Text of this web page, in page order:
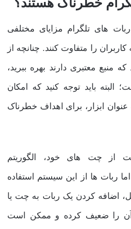
خطرناک هستند؟
های تلگرام مزایای مختلفی
را متفاوت کنند. چنانچه از
منبع معتبری دارند بهره ببرید،
البته باید توجه کنید که امکان
عنوان ابزار، برای اهداف خطرناک
از چت های خود، الگوریتم
ربات ها از این سیستم استفاده
اضافه کردن یک ربات به چت یا
آن را ضعیف کرده و ممکن است